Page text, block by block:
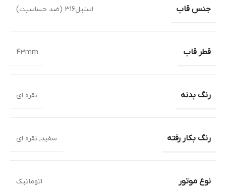
جنس قاب استیل316 (ضد حساسیت)
قطر قاب 43mm
رنگ بدنه نقره ای
رنگ بکار رفته سفید, نقره ای
نوع موتور اتوماتیک